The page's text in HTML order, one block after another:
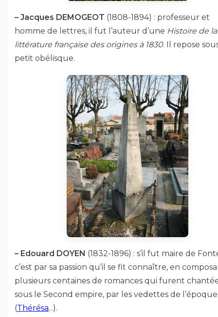
– Jacques DEMOGEOT (1808-1894) : professeur et
homme de lettres, il fut l’auteur d’une Histoire de la
littérature française des origines à 1830. Il repose
petit obélisque.
– Edouard DOYEN (1832-1896) : s’il fut maire de
c’est par sa passion qu’il se fit connaître, en
plusieurs centaines de romances qui furent
sous le Second empire, par les vedettes de l’époque
(Thérésa...).